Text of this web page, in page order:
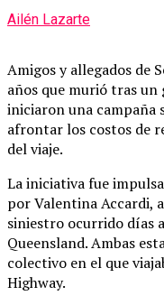
Ailén Lazarte
Amigos y allegados de
años que murió tras
iniciaron una campaña
afrontar los costos de
del viaje.
La iniciativa fue
por Valentina Accardi,
siniestro ocurrido días
Queensland. Ambas
colectivo en el que
Highway.